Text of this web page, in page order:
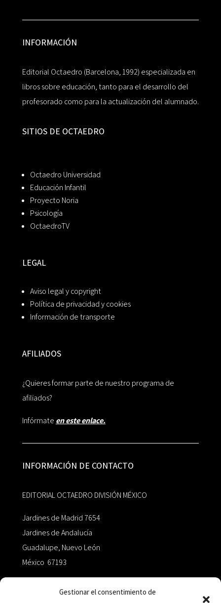
Gestionar el consentimiento de
INFORMACIÓN
Editorial Octaedro (Barcelona, 1992) especializada en
libros sobre educación, tanto para el desarrollo del
profesorado como para la actualización del alumnado.
SITIOS DE OCTAEDRO
Octaedro Universidad
Educación Infantil
Proyecto Noria
Psicología
OctaedroTV
LEGAL
Aviso legal y copyright
Política de privacidad y cookies
Información de transporte
AFILIADOS
¿Quieres formar parte de nuestro programa de
afiliados?
Infórmate en este enlace.
INFORMACIÓN DE CONTACTO
EDITORIAL OCTAEDRO DIVISIÓN MÉXICO
Jardines de Madrid 7654
Jardines de Andalucía
Guadalupe, Nuevo León
México 67193